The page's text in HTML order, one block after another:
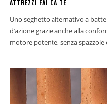
ATTREZZI FAI DA TE
Uno seghetto alternativo a
d’azione grazie anche alla
motore potente, senza spazzole